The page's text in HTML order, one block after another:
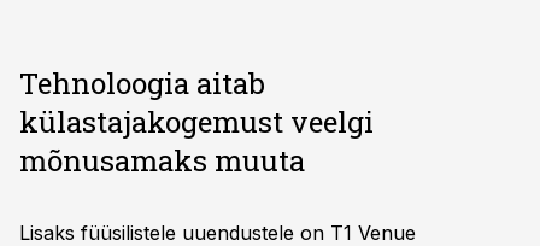
Tehnoloogia aitab
külastajakogemust veelgi
mõnusamaks muuta
Lisaks füüsilistele uuendustele on T1 Venue